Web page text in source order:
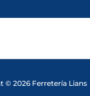
© 2026 Ferretería Lians